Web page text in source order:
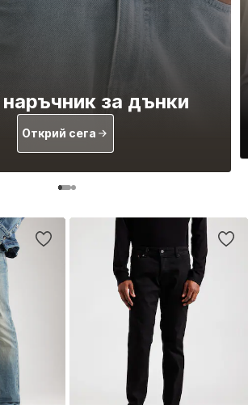
за дънки
Открий сега